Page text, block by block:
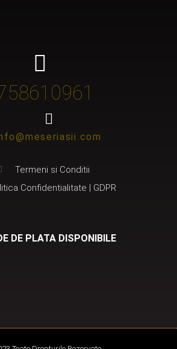
Termeni si Conditii
Confidentialitate | GDPR
DE PLATA DISPONIBILE